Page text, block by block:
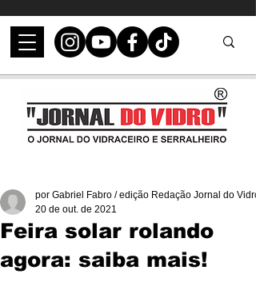
Feira solar rolando
agora: saiba mais!
por Gabriel Fabro / edição Redação Jornal do Vidro
20 de out. de 2021